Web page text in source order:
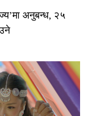
अनुबन्ध, २५